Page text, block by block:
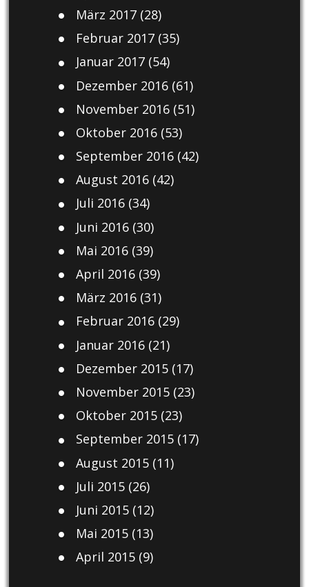
März 2017(28)
Februar 2017(35)
Januar 2017(54)
Dezember 2016(61)
November 2016(51)
Oktober 2016(53)
September 2016(42)
August 2016(42)
Juli 2016(34)
Juni 2016(30)
Mai 2016(39)
April 2016(39)
März 2016(31)
Februar 2016(29)
Januar 2016(21)
Dezember 2015(17)
November 2015(23)
Oktober 2015(23)
September 2015(17)
August 2015(11)
Juli 2015(26)
Juni 2015(12)
Mai 2015(13)
April 2015(9)